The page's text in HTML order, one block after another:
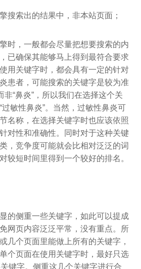
搜索出的结果中，非本站页面；
时，一般都会尽量把想要搜索的内
已确保其能够马上得到最符合要求
用关键字时，都会具有一定的针对
患者，可能搜索的关键字是较为准
非“鼻炎”，所以我们在选择这个关
敏性鼻炎”。当然，过敏性鼻炎可
名称，在选择关键字时也应该依照
对性和准确性。同时对于这种关键
，竞争度可能就会比相对泛泛的词
较短时间里得到一个较好的排名。
的侧重一些关键字，如此可以提成
网页内容泛泛平常，没有重点。所
几个页面里能做上所有的关键字，
个页面在使用关键字时，最好只选
键字。侧重这几个关键字进行合